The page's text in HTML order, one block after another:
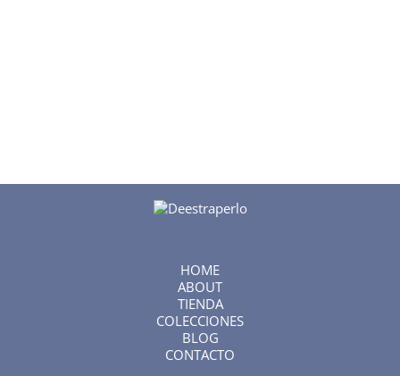
HOME
ABOUT
TIENDA
COLECCIONES
BLOG
CONTACTO